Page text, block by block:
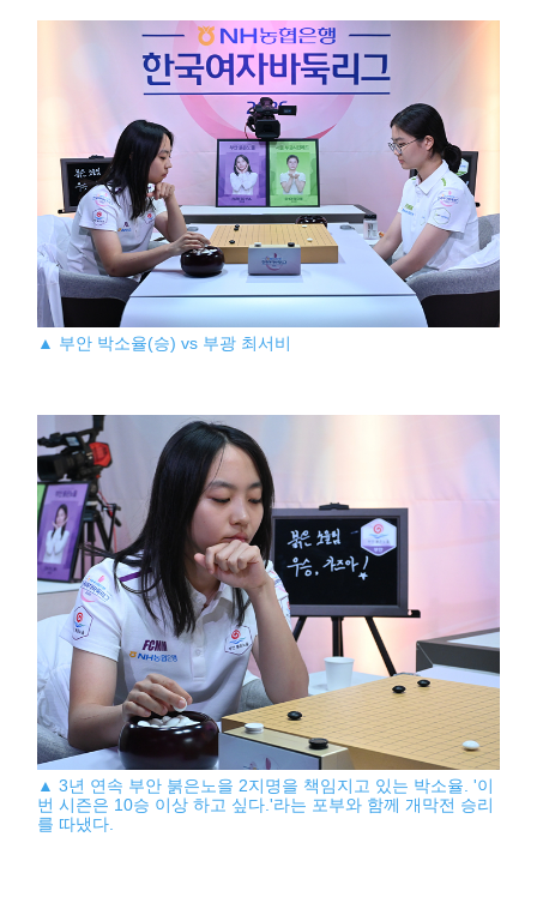
▲ 부안 박소율(승) vs 부광 최서비
▲ 3년 연속 부안 붉은노을 2지명을 책임지고 있는 박소율. '이
번 시즌은 10승 이상 하고 싶다.'라는 포부와 함께 개막전 승리
를 따냈다.